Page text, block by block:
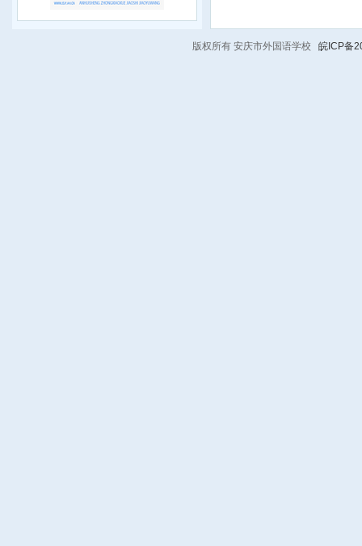
版权所有 安庆市外国语学校 皖ICP备